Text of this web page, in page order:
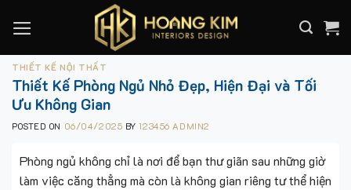
THIẾT KẾ NỘI THẤT
Thiết Kế Phòng Ngủ Nhỏ Đẹp, Hiện Đại và Tối
Ưu Không Gian
POSTED ON 06/04/2025 BY123456 ADMIN2
Phòng ngủ không chỉ là nơi để bạn thư giãn sau những giờ
làm việc căng thẳng mà còn là không gian riêng tư thể hiện